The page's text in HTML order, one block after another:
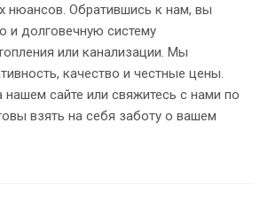
нюансов. Обратившись к нам, вы
и долговечную систему
или канализации. Мы
качество и честные цены.
нашем сайте или свяжитесь с нами по
взять на себя заботу о вашем